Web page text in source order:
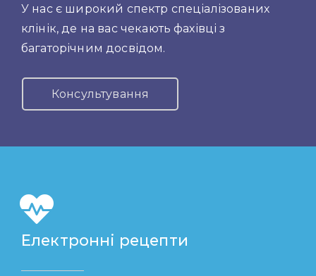
У нас є широкий спектр спеціалізованих
клінік, де на вас чекають фахівці з
багаторічним досвідом.
Консультування
Електронні рецепти